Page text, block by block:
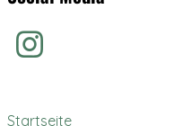
Startseite